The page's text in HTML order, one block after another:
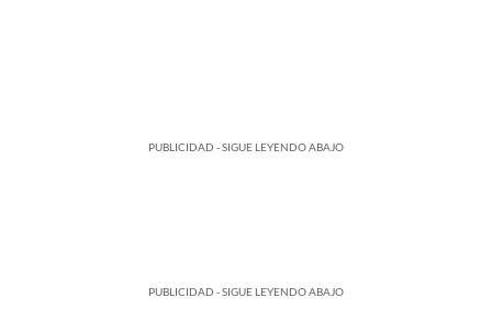
PUBLICIDAD - SIGUE LEYENDO ABAJO
PUBLICIDAD - SIGUE LEYENDO ABAJO